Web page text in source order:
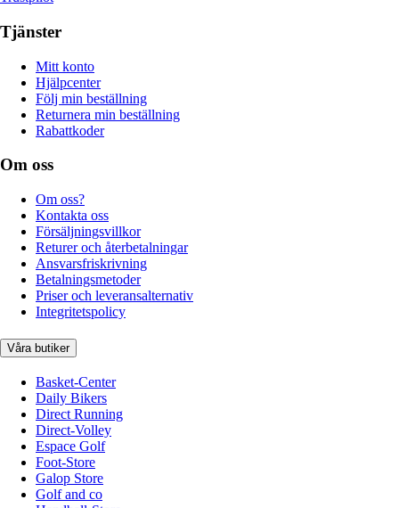
Tjänster
Mitt konto
Hjälpcenter
Följ min beställning
Returnera min beställning
Rabattkoder
Om oss
Om oss?
Kontakta oss
Försäljningsvillkor
Returer och återbetalningar
Ansvarsfriskrivning
Betalningsmetoder
Priser och leveransalternativ
Integritetspolicy
Våra butiker
Basket-Center
Daily Bikers
Direct Running
Direct-Volley
Espace Golf
Foot-Store
Galop Store
Golf and co